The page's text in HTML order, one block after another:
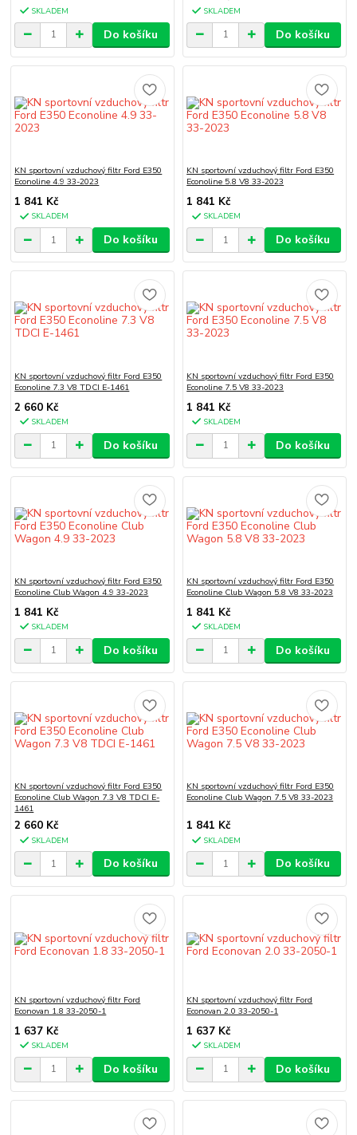
SKLADEM
Do košíku
SKLADEM
Do košíku
KN sportovní vzduchový filtr Ford E350
Econoline 4.9 33-2023
1 841 Kč
SKLADEM
Do košíku
KN sportovní vzduchový filtr Ford E350
Econoline 5.8 V8 33-2023
1 841 Kč
SKLADEM
Do košíku
KN sportovní vzduchový filtr Ford E350
Econoline 7.3 V8 TDCI E-1461
2 660 Kč
SKLADEM
Do košíku
KN sportovní vzduchový filtr Ford E350
Econoline 7.5 V8 33-2023
1 841 Kč
SKLADEM
Do košíku
KN sportovní vzduchový filtr Ford E350
Econoline Club Wagon 4.9 33-2023
1 841 Kč
SKLADEM
Do košíku
KN sportovní vzduchový filtr Ford E350
Econoline Club Wagon 5.8 V8 33-2023
1 841 Kč
SKLADEM
Do košíku
KN sportovní vzduchový filtr Ford E350
Econoline Club Wagon 7.3 V8 TDCI E-
1461
2 660 Kč
SKLADEM
Do košíku
KN sportovní vzduchový filtr Ford E350
Econoline Club Wagon 7.5 V8 33-2023
1 841 Kč
SKLADEM
Do košíku
KN sportovní vzduchový filtr Ford
Econovan 1.8 33-2050-1
1 637 Kč
SKLADEM
Do košíku
KN sportovní vzduchový filtr Ford
Econovan 2.0 33-2050-1
1 637 Kč
SKLADEM
Do košíku